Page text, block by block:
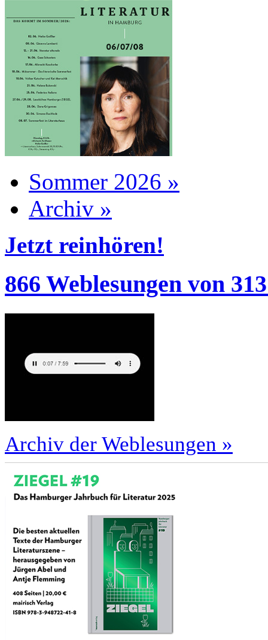
Sommer 2026 »
Archiv »
Jetzt reinhören!
866 Weblesungen von
Archiv der Weblesungen »